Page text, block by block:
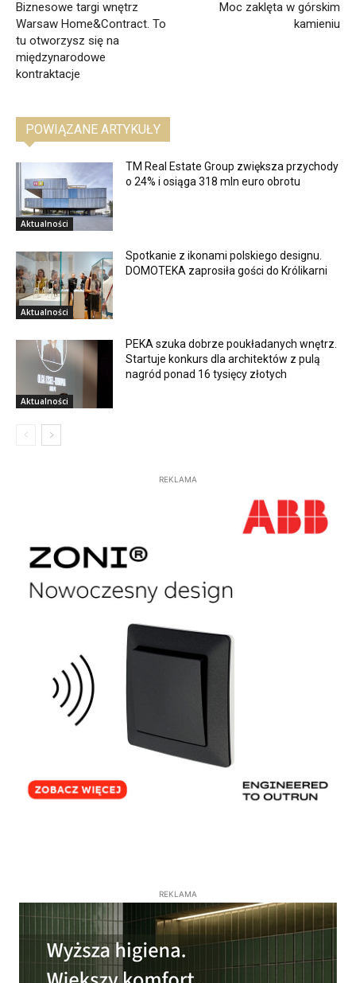
Biznesowe targi wnętrz
Warsaw Home&Contract. To
tu otworzysz się na
międzynarodowe
kontraktacje
Moc zaklęta w górskim
kamieniu
POWIĄZANE ARTYKUŁY
Aktualności
TM Real Estate Group zwiększa przychody
o 24% i osiąga 318 mln euro obrotu
Aktualności
Spotkanie z ikonami polskiego designu.
DOMOTEKA zaprosiła gości do Królikarni
Aktualności
PEKA szuka dobrze poukładanych wnętrz.
Startuje konkurs dla architektów z pulą
nagród ponad 16 tysięcy złotych
REKLAMA
REKLAMA